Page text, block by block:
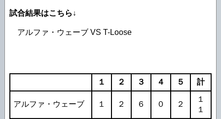
試合結果はこちら↓
アルファ・ウェーブ VS T-Loose
１ ２ ３ ４ ５ 計
アルファ・ウェーブ １ ２ ６ ０ ２
１
１